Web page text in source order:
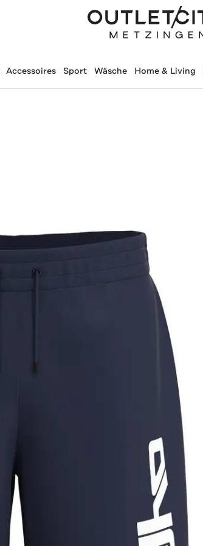
Accessoires Sport Wäsche Home & Living